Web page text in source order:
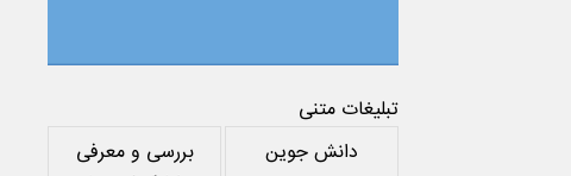
تبلیغات متنی
دانش جوین
بررسی و معرفی